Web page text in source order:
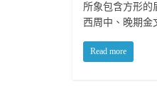
所象包含方形的
西周中、晚期金
Read more